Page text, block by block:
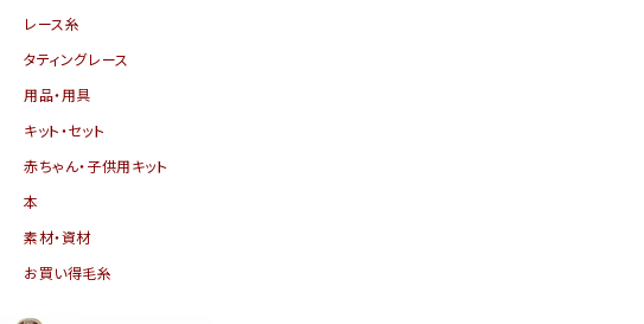
レース糸
タティングレース
用品・用具
キット・セット
赤ちゃん・子供用キット
本
素材・資材
お買い得毛糸